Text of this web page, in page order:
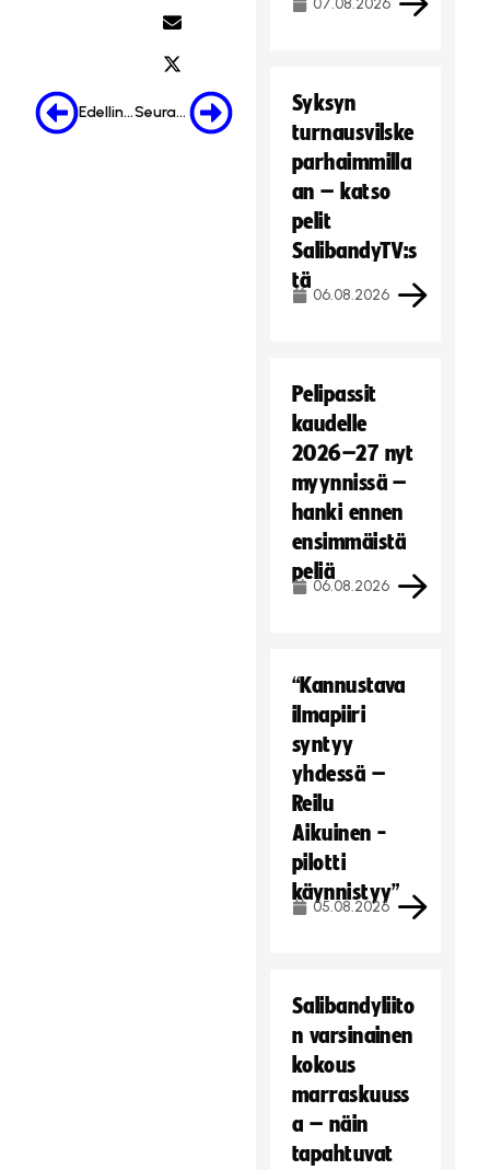
Edellinen Seuraava
07.08.2026
Syksyn
turnausvilske
parhaimmilla
an – katso
pelit
SalibandyTV:s
tä
06.08.2026
Pelipassit
kaudelle
2026–27 nyt
myynnissä –
hanki ennen
ensimmäistä
peliä
06.08.2026
“Kannustava
ilmapiiri
syntyy
yhdessä –
Reilu
Aikuinen -
pilotti
käynnistyy”
05.08.2026
Salibandyliito
n varsinainen
kokous
marraskuuss
a – näin
tapahtuvat